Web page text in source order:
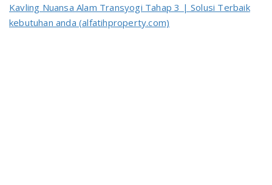
Kavling Nuansa Alam Transyogi Tahap 3 | Solusi Terbaik
kebutuhan anda (alfatihproperty.com)